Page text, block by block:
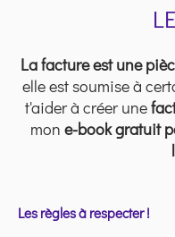
La facture est une
elle est soumise à
t'aider à créer une
mon e-book gratuit
Les règles à respecter !